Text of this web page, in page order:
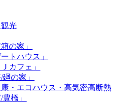
光
の家」
トハウス」
カフェ」
廻の家」
・エコハウス・高気密高断熱
豊橋」